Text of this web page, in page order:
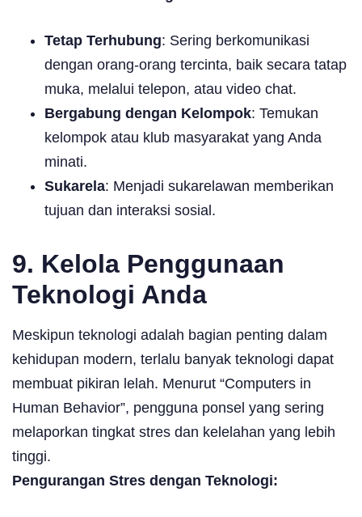
Tetap Terhubung: Sering berkomunikasi
dengan orang-orang tercinta, baik secara tatap
muka, melalui telepon, atau video chat.
Bergabung dengan Kelompok: Temukan
kelompok atau klub masyarakat yang Anda
minati.
Sukarela: Menjadi sukarelawan memberikan
tujuan dan interaksi sosial.
9. Kelola Penggunaan
Teknologi Anda
Meskipun teknologi adalah bagian penting dalam
kehidupan modern, terlalu banyak teknologi dapat
membuat pikiran lelah. Menurut “Computers in
Human Behavior”, pengguna ponsel yang sering
melaporkan tingkat stres dan kelelahan yang lebih
tinggi.
Pengurangan Stres dengan Teknologi: